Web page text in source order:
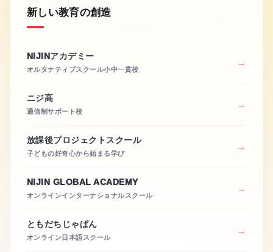
新しい教育の創造
NIJINアカデミー
オルタナティブスクール小中一貫校
ニジ高
通信制サポート校
放課後プロジェクトスクール
子どもの好奇心から始まる学び
NIJIN GLOBAL ACADEMY
オンラインインターナショナルスクール
ともだちじゃぱん
オンライン日本語スクール